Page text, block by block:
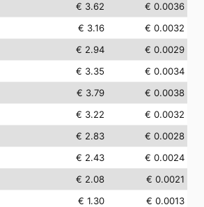
€ 3.62
€ 0.0036
€ 3.16
€ 0.0032
€ 2.94
€ 0.0029
€ 3.35
€ 0.0034
€ 3.79
€ 0.0038
€ 3.22
€ 0.0032
€ 2.83
€ 0.0028
€ 2.43
€ 0.0024
€ 2.08
€ 0.0021
€ 1.30
€ 0.0013